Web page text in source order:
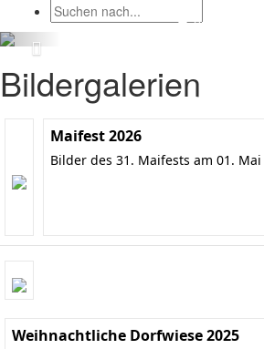
Bildergalerien
Maifest 2026
Bilder des 31. Maifests am 01. Mai
Weihnachtliche Dorfwiese 2025